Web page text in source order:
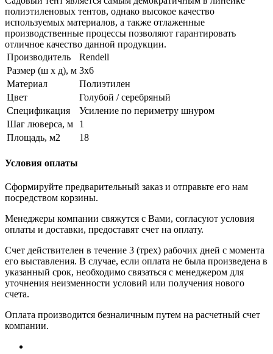
полиэтиленовых тентов, однако высокое качество
используемых материалов, а также отлаженные
производственные процессы позволяют гарантировать
отличное качество данной продукции.
Производитель
Rendell
Размер (ш х д), м 3х6
Материал
Полиэтилен
Цвет
Голубой / серебряный
Спецификация
Усиление по периметру шнуром
Шаг люверса, м
1
Площадь, м2
18
Условия оплаты
Сформируйте предварительный заказ и отправьте его нам
посредством корзины.
Менеджеры компании свяжутся с Вами, согласуют условия
оплаты и доставки, предоставят счет на оплату.
Счет действителен в течение 3 (трех) рабочих дней с момента
его выставления. В случае, если оплата не была произведена в
указанный срок, необходимо связаться с менеджером для
уточнения неизменности условий или получения нового
счета.
Оплата производится безналичным путем на расчетный счет
компании.